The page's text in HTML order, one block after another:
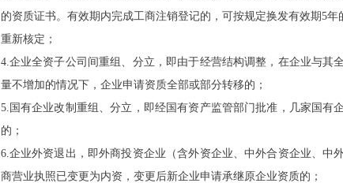
的资质证书。有效期内完成工商注销登记的，可按规定换发有效期5
重新核定；
4.企业全资子公司间重组、分立，即由于经营结构调整，在企业与
量不增加的情况下，企业申请资质全部或部分转移的；
5.国有企业改制重组、分立，即经国有资产监管部门批准，几家国
的；
6.企业外资退出，即外商投资企业（含外资企业、中外合资企业、
商营业执照已变更为内资，变更后新企业申请承继原企业资质的；